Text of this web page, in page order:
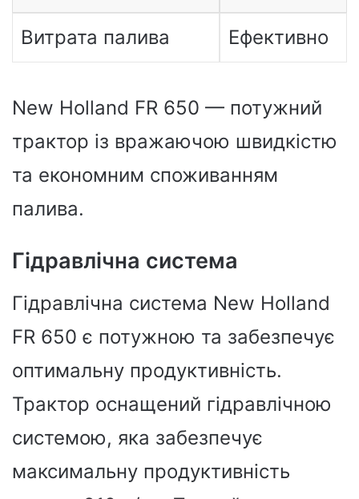
Витрата палива Ефективно
New Holland FR 650 — потужний
трактор із вражаючою швидкістю
та економним споживанням
палива.
Гідравлічна система
Гідравлічна система New Holland
FR 650 є потужною та забезпечує
оптимальну продуктивність.
Трактор оснащений гідравлічною
системою, яка забезпечує
максимальну продуктивність